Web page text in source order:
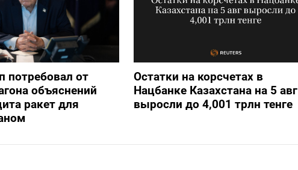
потребовал от
объяснений
ракет для
Остатки на корсчетах в
Нацбанке Казахстана на 5 авг
выросли до 4,001 трлн тенге